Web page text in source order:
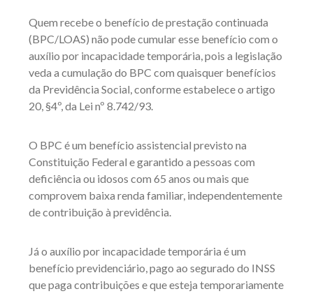
Quem recebe o benefício de prestação continuada
(BPC/LOAS) não pode cumular esse benefício com o
auxílio por incapacidade temporária, pois a legislação
veda a cumulação do BPC com quaisquer benefícios
da Previdência Social, conforme estabelece o artigo
20, §4º, da Lei nº 8.742/93.
O BPC é um benefício assistencial previsto na
Constituição Federal e garantido a pessoas com
deficiência ou idosos com 65 anos ou mais que
comprovem baixa renda familiar, independentemente
de contribuição à previdência.
Já o auxílio por incapacidade temporária é um
benefício previdenciário, pago ao segurado do INSS
que paga contribuições e que esteja temporariamente